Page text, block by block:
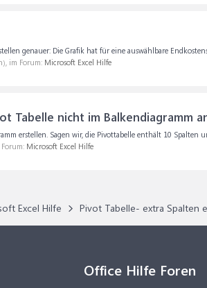
genauer: Die Grafik hat für eine auswählbare
im Forum: Microsoft Excel Hilfe
Tabelle nicht im Balkendiagramm
erstellen. Sagen wir, die Pivottabelle enthält 10 Spalten
Microsoft Excel Hilfe
Excel Hilfe Pivot Tabelle- extra Spalten
Office Hilfe Foren